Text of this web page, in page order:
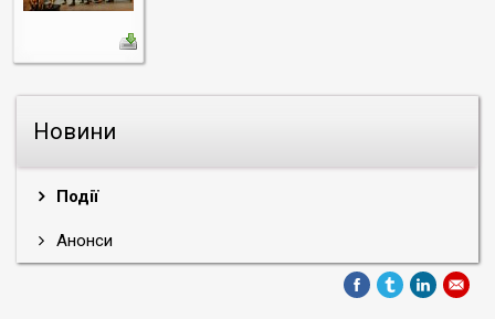
Новини
Події
Анонси